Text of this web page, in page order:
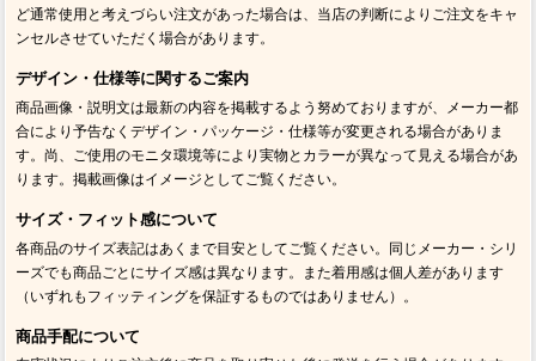
ど通常使用と考えづらい注文があった場合は、当店の判断によりご注文をキャ
ンセルさせていただく場合があります。
デザイン・仕様等に関するご案内
商品画像・説明文は最新の内容を掲載するよう努めておりますが、メーカー都
合により予告なくデザイン・パッケージ・仕様等が変更される場合がありま
す。尚、ご使用のモニタ環境等により実物とカラーが異なって見える場合があ
ります。掲載画像はイメージとしてご覧ください。
サイズ・フィット感について
各商品のサイズ表記はあくまで目安としてご覧ください。同じメーカー・シリ
ーズでも商品ごとにサイズ感は異なります。また着用感は個人差があります
（いずれもフィッティングを保証するものではありません）。
商品手配について